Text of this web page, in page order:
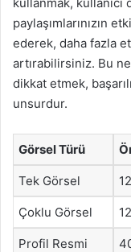
paylaşımlarınızın
ederek, daha fazla
artırabilirsiniz. Bu
dikkat etmek,
unsurdur.
Görsel Türü
Tek Görsel
Çoklu Görsel
Profil Resmi